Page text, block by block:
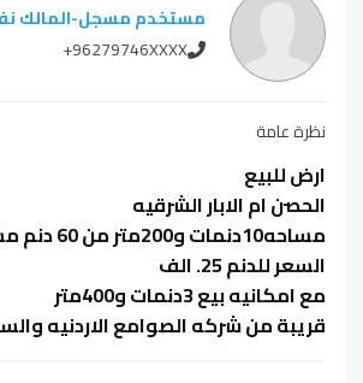
مستخدم مسجل-المالك
+96279746XXXX
نظرة عامة
ارض للبيع
الحصن ام الابار الشرقيه
مساحه10دنمات و200متر من 60 دنم مشترك
السعر للدنم 25. الف
مع امكانيه بيع 3دنمات و400متر
قريبة من شركه الصوامع الاردنيه